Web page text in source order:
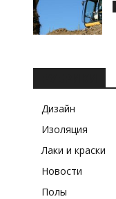
Дизайн
Изоляция
Лаки и краски
Новости
Полы